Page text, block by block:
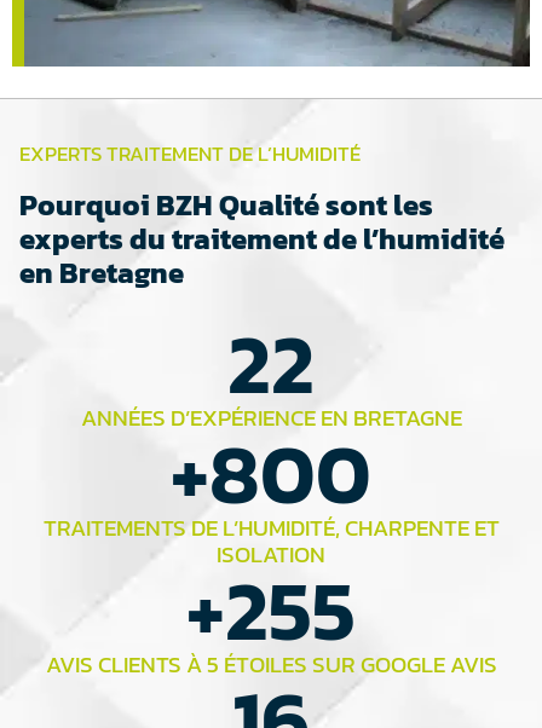
EXPERTS TRAITEMENT DE L’HUMIDITÉ
Pourquoi BZH Qualité sont les
experts du traitement de l’humidité
en Bretagne
ANNÉES D’EXPÉRIENCE EN BRETAGNE
22
TRAITEMENTS DE L’HUMIDITÉ, CHARPENTE ET
ISOLATION
+800
AVIS CLIENTS À 5 ÉTOILES SUR GOOGLE AVIS
+255